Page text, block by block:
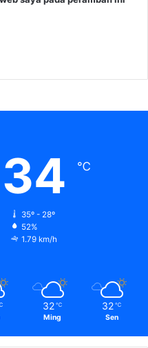
34 ℃
35º - 28º
52%
1.79 km/h
32 ℃
Ming
32 ℃
Sen